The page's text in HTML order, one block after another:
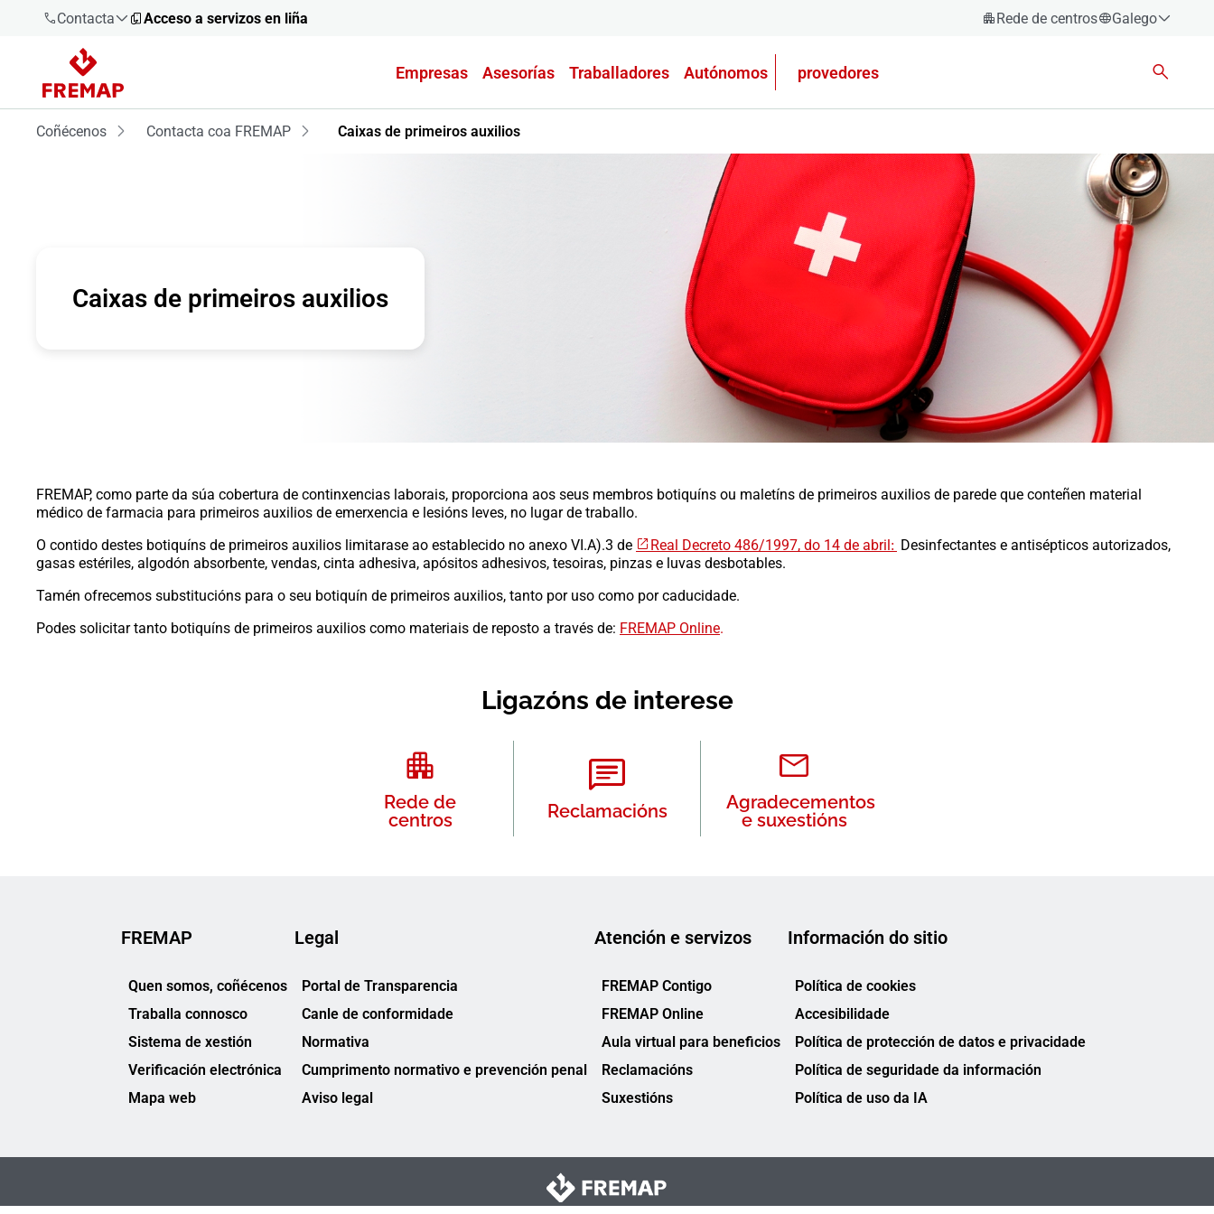
Contacta
900 61 00
61
900 61 00
Acceso a servizos en liña Rede de centros
Galego
Valencià
English
Empresas Asesorías Traballadores Autónomos provedores
Coñécenos Contacta coa FREMAP Caixas de primeiros auxilios
Caixas de primeiros auxilios
FREMAP, como parte da súa cobertura de continxencias laborais, proporciona aos seus membros botiquíns ou maletíns de primeiros auxilios de parede que conteñen material
médico de farmacia para primeiros auxilios de emerxencia e lesións leves, no lugar de traballo.
O contido destes botiquíns de primeiros auxilios limitarase ao establecido no anexo VI.A).3 de
Real Decreto 486/1997, do 14 de abril: Desinfectantes e antisépticos autorizados,
gasas estériles, algodón absorbente, vendas, cinta adhesiva, apósitos adhesivos, tesoiras, pinzas e luvas desbotables.
Tamén ofrecemos substitucións para o seu botiquín de primeiros auxilios, tanto por uso como por caducidade.
Podes solicitar tanto botiquíns de primeiros auxilios como materiais de reposto a través de: FREMAP Online.
Ligazóns de interese
Rede de
centros
Reclamacións
Agradecementos
e suxestións
FREMAP
Quen somos, coñécenos
Traballa connosco
Sistema de xestión
Verificación electrónica
Mapa web
Legal
Portal de Transparencia
Canle de conformidade
Normativa
Cumprimento normativo e prevención penal
Aviso legal
Atención e servizos
FREMAP Contigo
FREMAP Online
Aula virtual para beneficios
Reclamacións
Suxestións
Información do sitio
Política de cookies
Accesibilidade
Política de protección de datos e privacidade
Política de seguridade da información
Política de uso da IA